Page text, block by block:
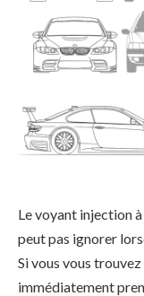
Le voyant injection
peut pas ignorer
Si vous vous
immédiatement